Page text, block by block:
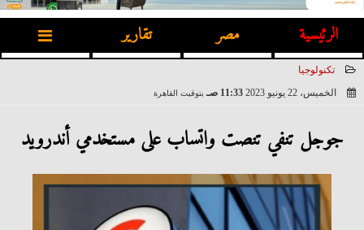
الرئيسية مصر تقارير
تكنولوجيا
الخميس، 22 يونيو 2023
11:33 صـ بتوقيت القاهرة
جوجل تنفي تنصت واتساب على مستخدمي أندرويد